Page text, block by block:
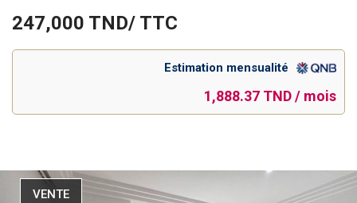
247,000 TND/ TTC
Estimation mensualité
1,888.37 TND / mois
VENTE